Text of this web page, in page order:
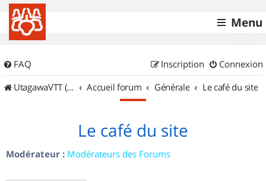
Menu
FAQ Connexion
Inscription
UtagawaVTT (Randos VTT et VTTAE avec traces GPS)
Accueil forum Générale Le café du site
Le café du site
Modérateur : Modérateurs des Forums